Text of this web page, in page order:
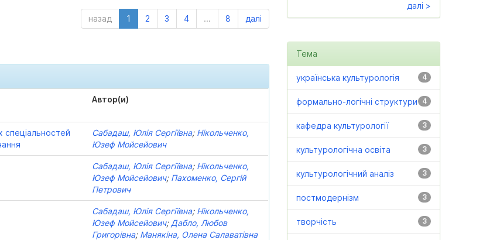
назад 1 2 3 4 ... 8 далі
Автор(и)
спеціальностей
Сабадаш, Юлія Сергіївна; Нікольченко,
Юзеф Мойсейович
Сабадаш, Юлія Сергіївна; Нікольченко,
Юзеф Мойсейович; Пахоменко, Сергій
Петрович
Сабадаш, Юлія Сергіївна; Нікольченко,
Юзеф Мойсейович; Дабло, Любов
Григорівна; Манякіна, Олена Салаватівна
далі >
Тема
4
українська культурологія
4
формально-логічні структури
3
кафедра культурології
3
культурологічна освіта
3
культурологічний аналіз
3
постмодернізм
3
творчість